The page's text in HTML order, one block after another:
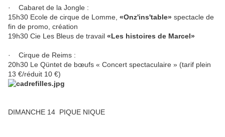
· Cabaret de la Jongle :
15h30 Ecole de cirque de Lomme, «Onz'ins'table» spectacle de
fin de promo, création
19h30 Cie Les Bleus de travail «Les histoires de Marcel»
· Cirque de Reims :
20h30 Le Qüntet de bœufs « Concert spectaculaire » (tarif plein
13 €/réduit 10 €)
DIMANCHE 14 PIQUE NIQUE